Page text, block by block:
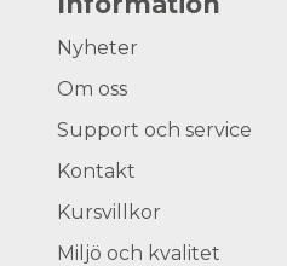
Nyheter
Om oss
Support och service
Kontakt
Kursvillkor
Miljö och kvalitet